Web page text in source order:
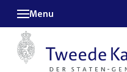
Menu